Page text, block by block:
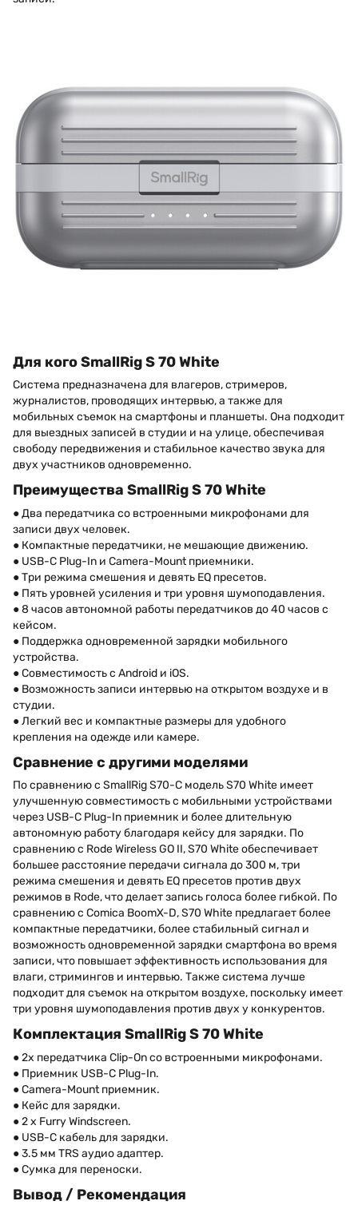
Для кого SmallRig S 70 White
Система предназначена для влагеров, стримеров,
журналистов, проводящих интервью, а также для
мобильных съемок на смартфоны и планшеты. Она подходит
для выездных записей в студии и на улице, обеспечивая
свободу передвижения и стабильное качество звука для
двух участников одновременно.
Преимущества SmallRig S 70 White
● Два передатчика со встроенными микрофонами для
записи двух человек.
● Компактные передатчики, не мешающие движению.
● USB-C Plug-In и Camera-Mount приемники.
● Три режима смешения и девять EQ пресетов.
● Пять уровней усиления и три уровня шумоподавления.
● 8 часов автономной работы передатчиков до 40 часов с
кейсом.
● Поддержка одновременной зарядки мобильного
устройства.
● Совместимость с Android и iOS.
● Возможность записи интервью на открытом воздухе и в
студии.
● Легкий вес и компактные размеры для удобного
крепления на одежде или камере.
Сравнение с другими моделями
По сравнению с SmallRig S70-C модель S70 White имеет
улучшенную совместимость с мобильными устройствами
через USB-C Plug-In приемник и более длительную
автономную работу благодаря кейсу для зарядки. По
сравнению с Rode Wireless GO II, S70 White обеспечивает
большее расстояние передачи сигнала до 300 м, три
режима смешения и девять EQ пресетов против двух
режимов в Rode, что делает запись голоса более гибкой. По
сравнению с Comica BoomX-D, S70 White предлагает более
компактные передатчики, более стабильный сигнал и
возможность одновременной зарядки смартфона во время
записи, что повышает эффективность использования для
влаги, стримингов и интервью. Также система лучше
подходит для съемок на открытом воздухе, поскольку имеет
три уровня шумоподавления против двух у конкурентов.
Комплектация SmallRig S 70 White
● 2x передатчика Clip-On со встроенными микрофонами.
● Приемник USB-C Plug-In.
● Camera-Mount приемник.
● Кейс для зарядки.
● 2 x Furry Windscreen.
● USB-C кабель для зарядки.
● 3.5 мм TRS аудио адаптер.
● Сумка для переноски.
Вывод / Рекомендация